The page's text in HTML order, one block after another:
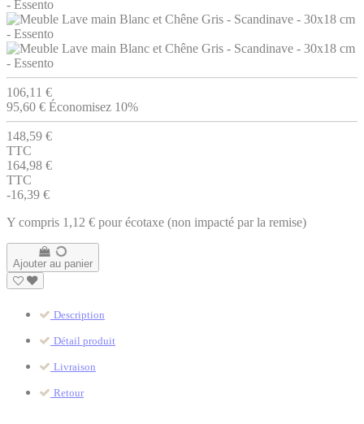
106,11 €
95,60 € Économisez 10%
148,59 €
TTC
164,98 €
TTC
-16,39 €
Y compris 1,12 € pour écotaxe (non impacté par la remise)
Ajouter au panier
Description
Détail produit
Livraison
Retour